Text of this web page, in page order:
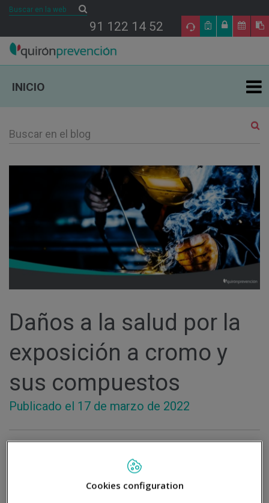
Buscar
91 122 14 52
TU SALUD
SALUD Y EMPRESA
SECTORES DE ACTIVIDAD
INICIO
Daños a la salud por la
exposición a cromo y
sus compuestos
Publicado el 17 de marzo de 2022
SALUD-RIESGOS LABORALES-PRL-SEGURIDAD Y
EXPOSICION CROMO
Cookies configuration